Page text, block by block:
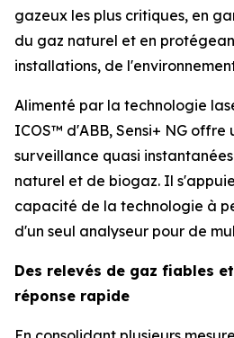
gazeux les plus critiques, en
du gaz naturel et en
installations, de
Alimenté par la technologie
ICOS™ d'ABB, Sensi+ NG offre
surveillance quasi
naturel et de biogaz. Il
capacité de la technologie à
d'un seul analyseur pour de
Des relevés de gaz fiables
réponse rapide